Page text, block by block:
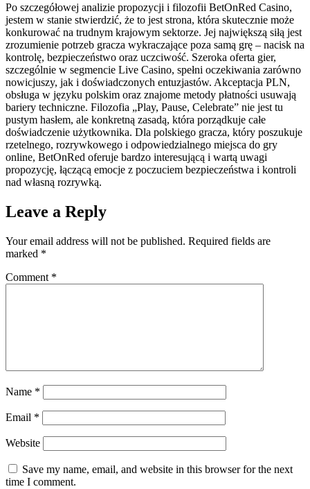
Po szczegółowej analizie propozycji i filozofii BetOnRed Casino,
jestem w stanie stwierdzić, że to jest strona, która skutecznie może
konkurować na trudnym krajowym sektorze. Jej największą siłą jest
zrozumienie potrzeb gracza wykraczające poza samą grę – nacisk na
kontrolę, bezpieczeństwo oraz uczciwość. Szeroka oferta gier,
szczególnie w segmencie Live Casino, spełni oczekiwania zarówno
nowicjuszy, jak i doświadczonych entuzjastów. Akceptacja PLN,
obsługa w języku polskim oraz znajome metody płatności usuwają
bariery techniczne. Filozofia „Play, Pause, Celebrate” nie jest tu
pustym hasłem, ale konkretną zasadą, która porządkuje całe
doświadczenie użytkownika. Dla polskiego gracza, który poszukuje
rzetelnego, rozrywkowego i odpowiedzialnego miejsca do gry
online, BetOnRed oferuje bardzo interesującą i wartą uwagi
propozycję, łączącą emocje z poczuciem bezpieczeństwa i kontroli
nad własną rozrywką.
Leave a Reply
Your email address will not be published. Required fields are
marked *
Comment *
Name *
Email *
Website
Save my name, email, and website in this browser for the next
time I comment.